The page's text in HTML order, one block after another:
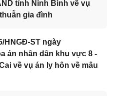
tỉnh Ninh Bình về vụ
gia đình
HNGĐ-ST ngày
án nhân dân khu vực 8 -
về vụ án ly hôn về mâu